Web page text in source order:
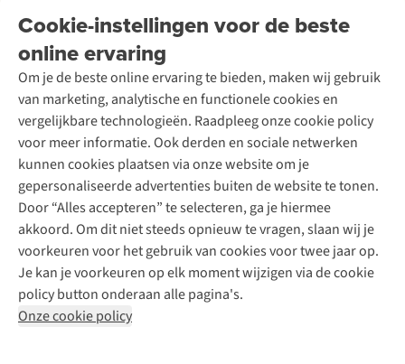
Cookie-instellingen voor de beste
online ervaring
Om je de beste online ervaring te bieden, maken wij gebruik
van marketing, analytische en functionele cookies en
vergelijkbare technologieën. Raadpleeg onze cookie policy
voor meer informatie. Ook derden en sociale netwerken
kunnen cookies plaatsen via onze website om je
gepersonaliseerde advertenties buiten de website te tonen.
Door “Alles accepteren” te selecteren, ga je hiermee
akkoord. Om dit niet steeds opnieuw te vragen, slaan wij je
voorkeuren voor het gebruik van cookies voor twee jaar op.
Je kan je voorkeuren op elk moment wijzigen via de cookie
policy button onderaan alle pagina's.
Onze cookie policy
Garantie
Contact
Onze winkels
Over A.S.Adventure
Toegankelijkheidsverklaring
Ski-onderhoud
Wasservice
Schoenonderhoud
Schoenherstelling
Kledingherstelling
Retouches
Voor bedrijven
A.S.Magazine
Podcast
Explore Academy
Explore Camp
Gear Check
Inspiratie & advies
Meld je aan voor de nieuwsbrief
Follow us
Disclaimer Privacy Policy
Algemene voorwaarden
Cookie Policy